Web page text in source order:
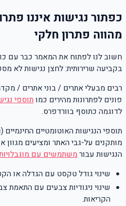
כפתור נגישות איננו
מהווה פתרון חלקי
חשוב לנו לפתוח את המאמר כבר עם
בקביעה שרירותית: לחצן נגישות לא
רבים מבעלי אתרים / בוני אתרים /
פונים לפתרונות מהירים כמותוספי
לדוגמה כתוסף בוורדפרס.
תוספי הנגישות האוטומטיים
מותקנים על-גבי האתר ומציעים
הנגישות עבורמשתמשים עם
שינוי גודל טקסט עם הגדלה או
שינוי ניגודיות צבעים עם התאמת
הקריאות.